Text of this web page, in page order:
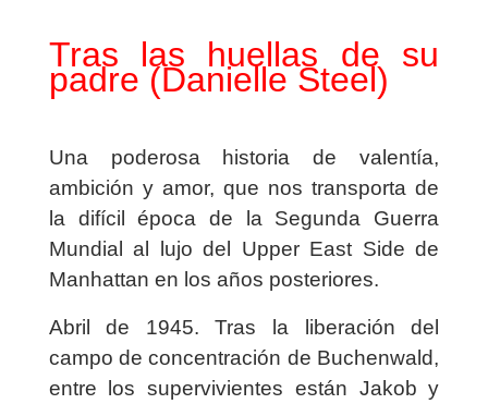
Tras las huellas de su
padre (Danielle Steel)
Una poderosa historia de valentía,
ambición y amor, que nos transporta de
la difícil época de la Segunda Guerra
Mundial al lujo del Upper East Side de
Manhattan en los años posteriores.
Abril de 1945. Tras la liberación del
campo de concentración de Buchenwald,
entre los supervivientes están Jakob y